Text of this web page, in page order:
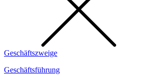
Geschäftszweige
Geschäftsführung